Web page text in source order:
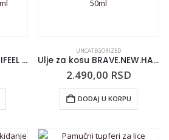
Ulje za jačanje kose DIFEEL ruzmarin i menta 75ml
UNCATEGORIZED
Ulje za kosu BRAVE.NEW.HAIR 50ml
2.490,00 RSD
DODAJ U KORPU